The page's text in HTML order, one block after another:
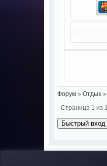
Форум » Отдых »
Страница 1 из 1